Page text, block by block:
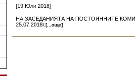
[19 Юли 2018]
НА ЗАСЕДАНИЯТА НА ПОСТОЯННИТЕ
25.07.2018г.[...още]